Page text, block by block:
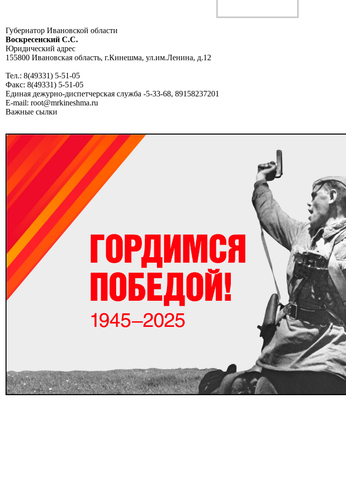
Губернатор Ивановской области
Воскресенский C.C.
Юридический адрес
155800 Ивановская область, г.Кинешма, ул.им.Ленина, д.12
Тел.: 8(49331) 5-51-05
Факс: 8(49331) 5-51-05
Единая дежурно-диспетчерская служба -5-33-68, 89158237201
E-mail: root@mrkineshma.ru
Важные сылки